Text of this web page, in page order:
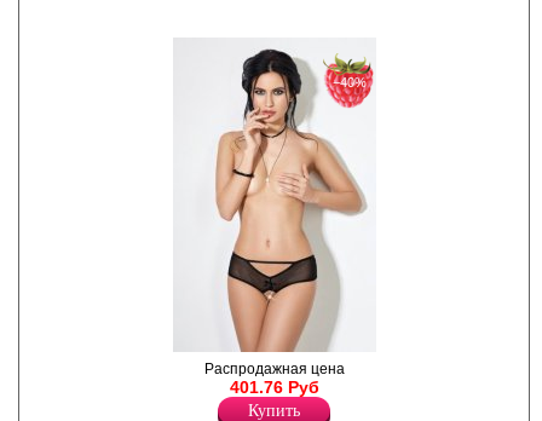
Трусики-шорты с доступом.
Заднюю часть изделия
украшает "корсетная"
−40%
Распродажная цена
401.76 Руб
Купить